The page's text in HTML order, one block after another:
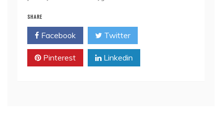
SHARE
Facebook Twitter
Pinterest Linkedin